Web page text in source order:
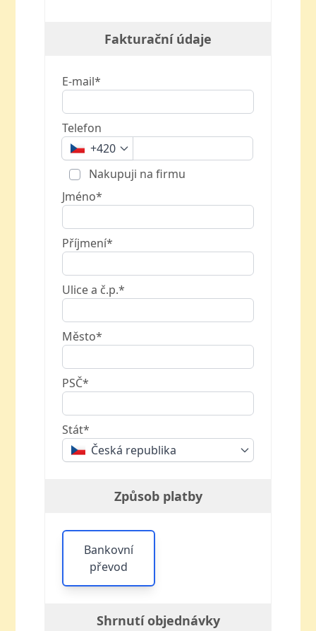
Fakturační údaje
E-mail*
Telefon
+420
Nakupuji na firmu
Jméno*
Příjmení*
Ulice a č.p.*
Město*
PSČ*
Stát*
Česká republika
Způsob platby
Bankovní
převod
Shrnutí objednávky